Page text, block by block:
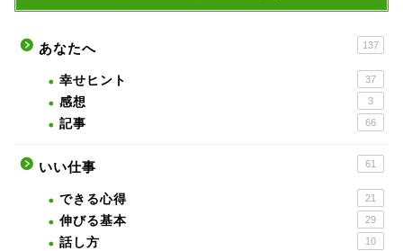
あなたへ 137
幸せヒント 37
感想 3
記事 66
いい仕事 61
できる心得 21
伸びる基本 29
話し方 10